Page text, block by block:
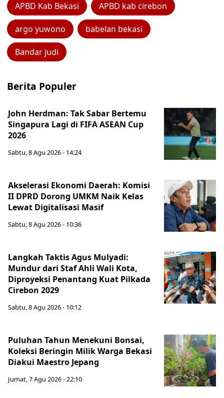
APBD Kab Bekasi APBD kab cirebon
argo yuwono babelan bekasi
Bandar judi
Berita Populer
John Herdman: Tak Sabar Bertemu
Singapura Lagi di FIFA ASEAN Cup
2026
Sabtu, 8 Agu 2026 - 14:24
Akselerasi Ekonomi Daerah: Komisi
II DPRD Dorong UMKM Naik Kelas
Lewat Digitalisasi Masif
Sabtu, 8 Agu 2026 - 10:36
Langkah Taktis Agus Mulyadi:
Mundur dari Staf Ahli Wali Kota,
Diproyeksi Penantang Kuat Pilkada
Cirebon 2029
Sabtu, 8 Agu 2026 - 10:12
Puluhan Tahun Menekuni Bonsai,
Koleksi Beringin Milik Warga Bekasi
Diakui Maestro Jepang
Jumat, 7 Agu 2026 - 22:10